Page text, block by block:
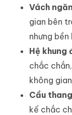
Vách ngăn
gian bên
nhưng
Hệ khung
chắc
không
Cầu
kế chắc